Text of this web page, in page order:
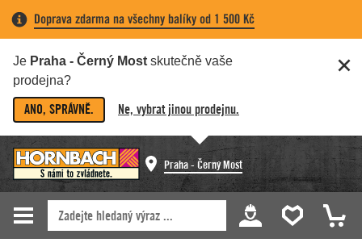
Doprava zdarma na všechny balíky od 1 500 Kč
Je Praha - Černý Most skutečně vaše
prodejna?
ANO, SPRÁVNĚ. Ne, vybrat jinou prodejnu.
Praha - Černý Most